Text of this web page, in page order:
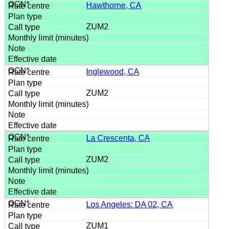
Hawthorne, CA
ZUM2
Inglewood, CA
ZUM2
La Crescenta, CA
ZUM2
Los Angeles: DA 02, CA
ZUM1